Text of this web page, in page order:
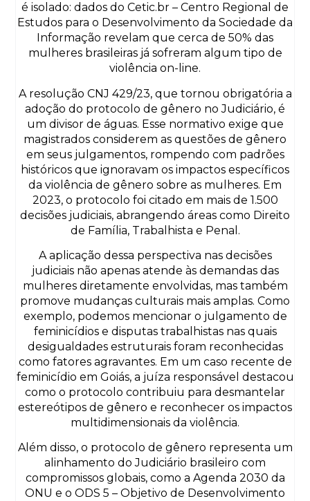
é isolado: dados do Cetic.br – Centro Regional de
Estudos para o Desenvolvimento da Sociedade da
Informação revelam que cerca de 50% das
mulheres brasileiras já sofreram algum tipo de
violência on-line.
A resolução CNJ 429/23, que tornou obrigatória a
adoção do protocolo de gênero no Judiciário, é
um divisor de águas. Esse normativo exige que
magistrados considerem as questões de gênero
em seus julgamentos, rompendo com padrões
históricos que ignoravam os impactos específicos
da violência de gênero sobre as mulheres. Em
2023, o protocolo foi citado em mais de 1.500
decisões judiciais, abrangendo áreas como Direito
de Família, Trabalhista e Penal.
A aplicação dessa perspectiva nas decisões
judiciais não apenas atende às demandas das
mulheres diretamente envolvidas, mas também
promove mudanças culturais mais amplas. Como
exemplo, podemos mencionar o julgamento de
feminicídios e disputas trabalhistas nas quais
desigualdades estruturais foram reconhecidas
como fatores agravantes. Em um caso recente de
feminicídio em Goiás, a juíza responsável destacou
como o protocolo contribuiu para desmantelar
estereótipos de gênero e reconhecer os impactos
multidimensionais da violência.
Além disso, o protocolo de gênero representa um
alinhamento do Judiciário brasileiro com
compromissos globais, como a Agenda 2030 da
ONU e o ODS 5 – Objetivo de Desenvolvimento